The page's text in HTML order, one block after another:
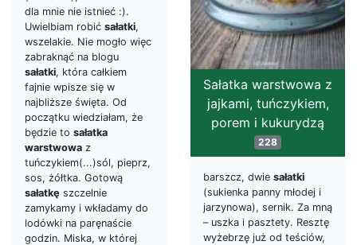
dla mnie nie istnieć :).
Uwielbiam robić sałatki,
wszelakie. Nie mogło więc
zabraknąć na blogu
sałatki, która całkiem
fajnie wpisze się w
najbliższe święta. Od
początku wiedziałam, że
będzie to sałatka
warstwowa z
tuńczykiem(...)sól, pieprz,
sos, żółtka. Gotową
sałatkę szczelnie
zamykamy i wkładamy do
lodówki na paręnaście
godzin. Miska, w której
Sałatka warstwowa z
jajkami, tuńczykiem,
porem i kukurydzą
228
barszcz, dwie sałatki
(sukienka panny młodej i
jarzynowa), sernik. Za mną
– uszka i pasztety. Resztę
wyżebrzę już od teściów,